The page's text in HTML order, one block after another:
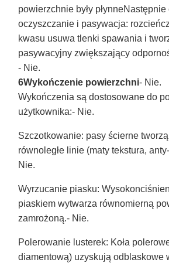
powierzchnie były
oczyszczanie i pasywacja:
kwasu usuwa tlenki spawania i
pasywacyjny zwiększający
- Nie.
6Wykończenie powierzchni- Nie.
Wykończenia są dostosowane do
użytkownika:- Nie.
Szczotkowanie: pasy ścierne
równoległe linie (maty tekstura,
Nie.
Wyrzucanie piasku:
piaskiem wytwarza równomierną
zamrożoną.- Nie.
Polerowanie lusterek: Koła
diamentową) uzyskują odblaskowe